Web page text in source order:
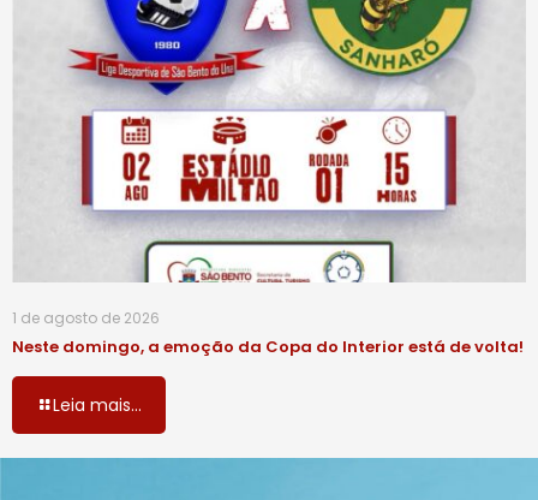
1 de agosto de 2026
Neste domingo, a emoção da Copa do Interior está de volta!
Leia mais...